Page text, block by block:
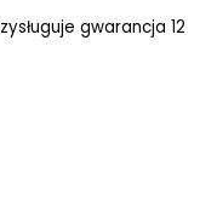
gwarancja 12